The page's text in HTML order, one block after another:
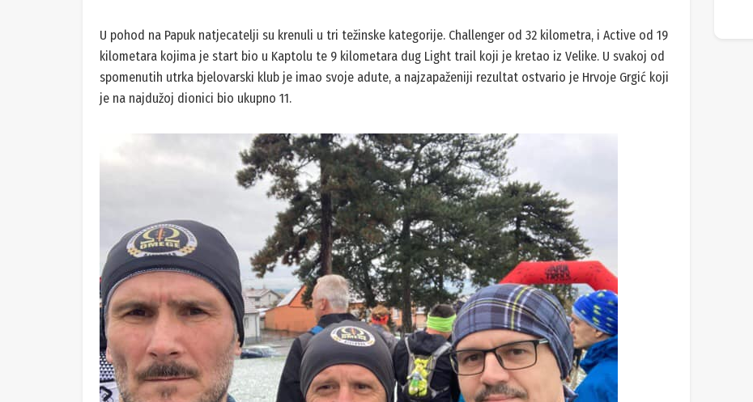
U pohod na Papuk natjecatelji su krenuli u tri težinske kategorije. Challenger od 32 kilometra, i Active od 19
kilometara kojima je start bio u Kaptolu te 9 kilometara dug Light trail koji je kretao iz Velike. U svakoj od
spomenutih utrka bjelovarski klub je imao svoje adute, a najzapaženiji rezultat ostvario je Hrvoje Grgić koji
je na najdužoj dionici bio ukupno 11.